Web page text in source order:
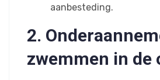
aanbesteding.
2.
zwemmen in